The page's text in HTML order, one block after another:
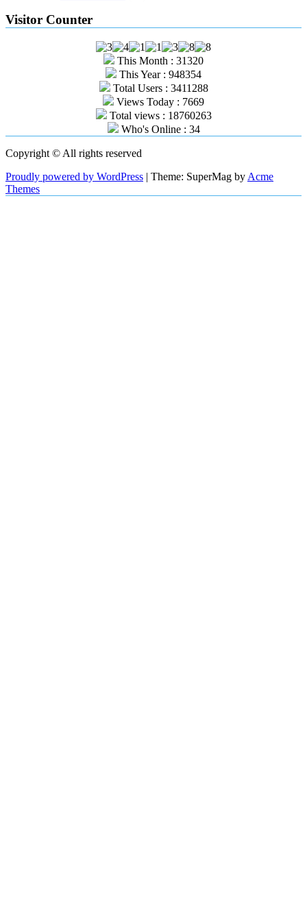
Visitor Counter
This Month : 31320
This Year : 948354
Total Users : 3411288
Views Today : 7669
Total views : 18760263
Who's Online : 34
Copyright © All rights reserved
Proudly powered by WordPress | Theme: SuperMag by Acme
Themes